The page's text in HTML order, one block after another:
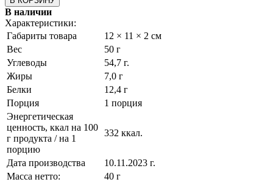
В наличии
Характеристики:
Габариты товара
12 × 11 × 2 см
Вес
50 г
Углеводы
54,7 г.
Жиры
7,0 г
Белки
12,4 г
Порция
1 порция
Энергетическая
ценность, ккал на 100
г продукта / на 1
порцию
332 ккал.
Дата производства
10.11.2023 г.
Масса нетто:
40 г